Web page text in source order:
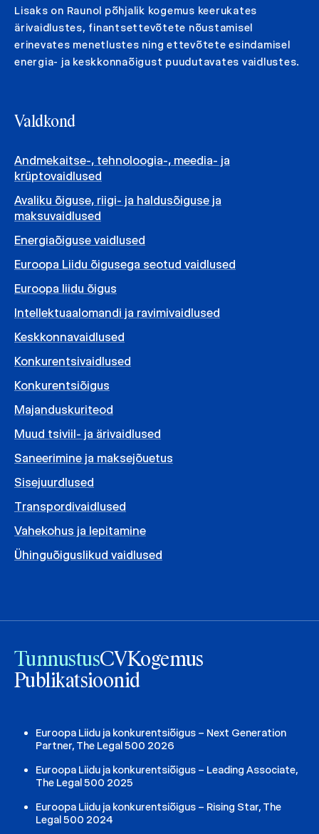
Lisaks on Raunol põhjalik kogemus keerukates
ärivaidlustes, finantsettevõtete nõustamisel
erinevates menetlustes ning ettevõtete esindamisel
energia- ja keskkonnaõigust puudutavates vaidlustes.
Valdkond
Andmekaitse-, tehnoloogia-, meedia- ja
krüptovaidlused
Avaliku õiguse, riigi- ja haldusõiguse ja
maksuvaidlused
Energiaõiguse vaidlused
Euroopa Liidu õigusega seotud vaidlused
Euroopa liidu õigus
Intellektuaalomandi ja ravimivaidlused
Keskkonnavaidlused
Konkurentsivaidlused
Konkurentsiõigus
Majanduskuriteod
Muud tsiviil- ja ärivaidlused
Saneerimine ja maksejõuetus
Sisejuurdlused
Transpordivaidlused
Vahekohus ja lepitamine
Ühinguõiguslikud vaidlused
TunnustusCVKogemus
Publikatsioonid
Euroopa Liidu ja konkurentsiõigus – Next Generation
Partner, The Legal 500 2026
Euroopa Liidu ja konkurentsiõigus – Leading Associate,
The Legal 500 2025
Euroopa Liidu ja konkurentsiõigus – Rising Star, The
Legal 500 2024